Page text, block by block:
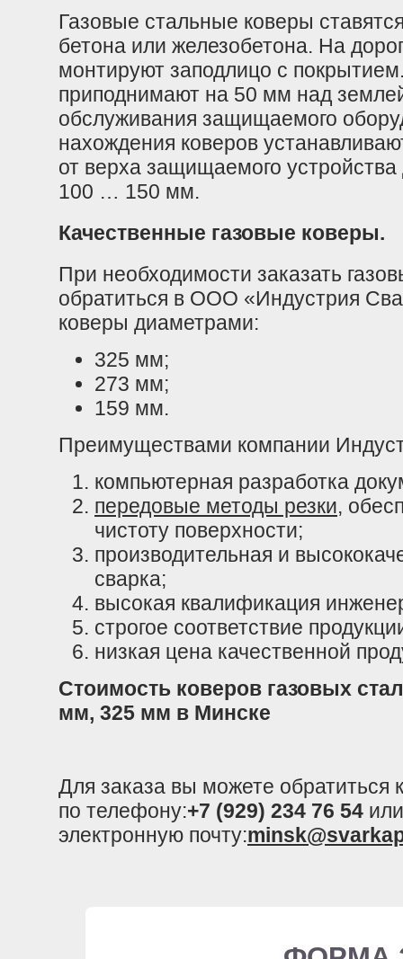
Газовые стальные коверы
бетона или железобетона. На
монтируют заподлицо с
приподнимают на 50 мм над
обслуживания защищаемого
нахождения коверов
от верха защищаемого
100 … 150 мм.
Качественные газовые коверы.
При необходимости заказать
обратиться в ООО «Индустрия
коверы диаметрами:
325 мм;
273 мм;
159 мм.
Преимуществами компании
компьютерная разработка
передовые методы резки,
чистоту поверхности;
производительная и
сварка;
высокая квалификация
строгое соответствие
низкая цена качественной
Стоимость коверов газовых
мм, 325 мм в Минске
Для заказа вы можете
по телефону:+7 (929) 234 76 54
электронную почту: